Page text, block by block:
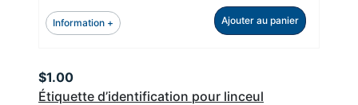
Information + Ajouter au panier
Étiquette d’identification pour linceul
$1.00